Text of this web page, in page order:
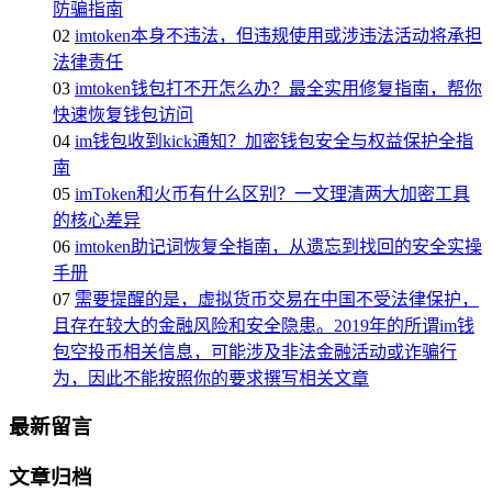
防骗指南
02 imtoken本身不违法，但违规使用或涉违法活动将承担
法律责任
03 imtoken钱包打不开怎么办？最全实用修复指南，帮你
快速恢复钱包访问
04 im钱包收到kick通知？加密钱包安全与权益保护全指
南
05 imToken和火币有什么区别？一文理清两大加密工具
的核心差异
06 imtoken助记词恢复全指南，从遗忘到找回的安全实操
手册
07 需要提醒的是，虚拟货币交易在中国不受法律保护，
且存在较大的金融风险和安全隐患。2019年的所谓im钱
包空投币相关信息，可能涉及非法金融活动或诈骗行
为，因此不能按照你的要求撰写相关文章
最新留言
文章归档